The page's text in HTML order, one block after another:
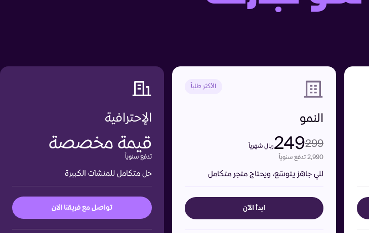
الأكثر طلباً
النمو
299
249ريال شهرياً
2,990 تدفع سنوياً
للي جاهز يتوسّع، ويحتاج متجر متكامل
ابدأ الآن
الإحترافية
قيمة مخصصة
تدفع سنوياً
حل متكامل للمنشآت الكبيرة
تواصل مع فريقنا الان